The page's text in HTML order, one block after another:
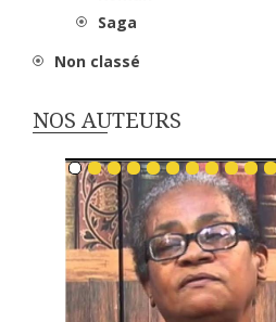
Saga
Non classé
NOS AUTEURS